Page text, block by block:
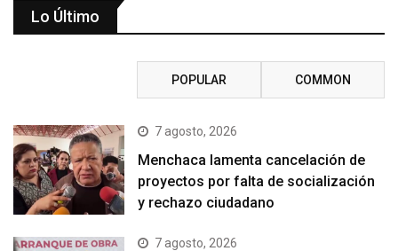
Lo Último
POPULAR COMMON
7 agosto, 2026
Menchaca lamenta cancelación de
proyectos por falta de socialización
y rechazo ciudadano
7 agosto, 2026